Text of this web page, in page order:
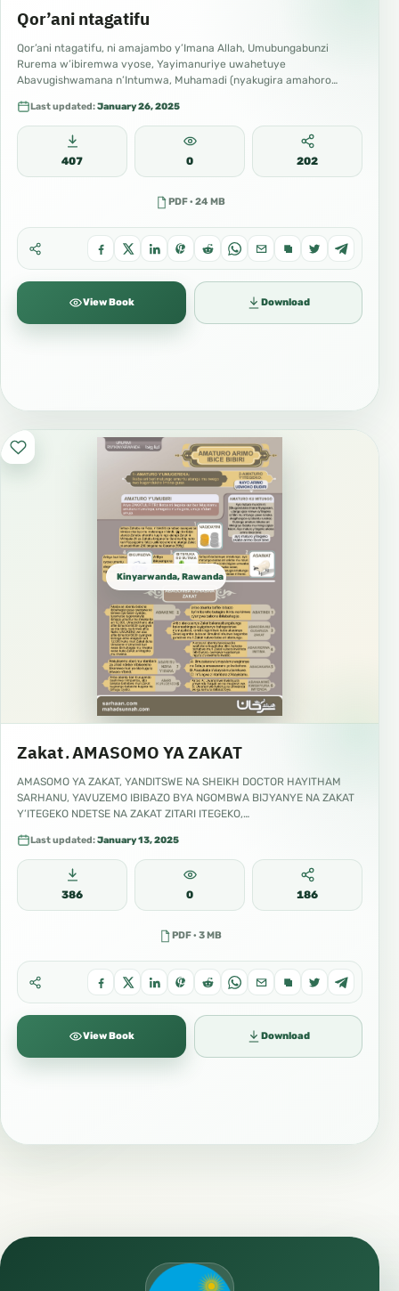
Qor’ani ntagatifu
Qor’ani ntagatifu, ni amajambo y’Imana Allah, Umubungabunzi
Rurema w’ibiremwa vyose, Yayimanuriye uwahetuye
Abavugishwamana n’Intumwa, Muhamadi (nyakugira amahoro
Last updated:January 26, 2025
407 0 202
PDF · 24 MB
View Book Download
Kinyarwanda, Rawanda كينيارواندا
Zakat ـ AMASOMO YA ZAKAT
AMASOMO YA ZAKAT, YANDITSWE NA SHEIKH DOCTOR HAYITHAM
SARHANU, YAVUZEMO IBIBAZO BYA NGOMBWA BIJYANYE NA ZAKAT
Y’ITEGEKO NDETSE NA ZAKAT ZITARI ITEGEKO,…
Last updated:January 13, 2025
386 0 186
PDF · 3 MB
View Book Download